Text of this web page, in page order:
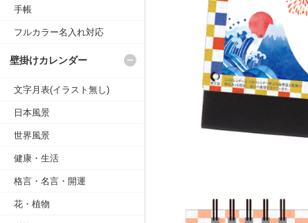
手帳
フルカラー名入れ対応
壁掛けカレンダー
文字月表(イラスト無し)
日本風景
世界風景
健康・生活
格言・名言・開運
花・植物